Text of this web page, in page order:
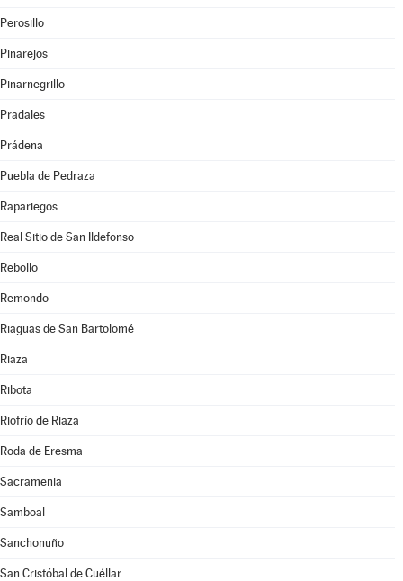
Perosillo
Pinarejos
Pinarnegrillo
Pradales
Prádena
Puebla de Pedraza
Rapariegos
Real Sitio de San Ildefonso
Rebollo
Remondo
Riaguas de San Bartolomé
Riaza
Ribota
Riofrío de Riaza
Roda de Eresma
Sacramenia
Samboal
Sanchonuño
San Cristóbal de Cuéllar